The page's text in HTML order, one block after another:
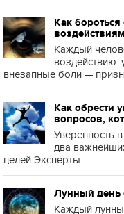
Как бороться
Каждый
воздействию:
внезапные боли —
Как обрести
вопросов,
Уверенность
два
целей Эксперты...
Лунный день
Каждый